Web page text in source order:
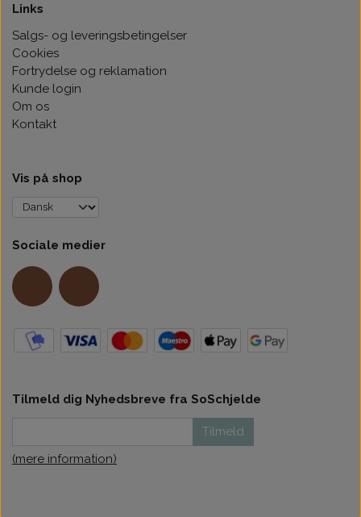
Links
Salgs- og leveringsbetingelser
Cookies
Fortrydelse og reklamation
Kunde login
Om os
Kontakt
Vis på shop
Sociale medier
Tilmeld dig Nyhedsbreve fra SoSchjelde
Tilmeld
(mere information)